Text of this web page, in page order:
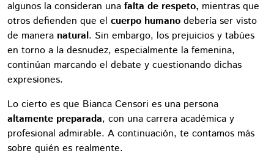
algunos la consideran una falta de respeto, mientras que
otros defienden que el cuerpo humano debería ser visto
de manera natural. Sin embargo, los prejuicios y tabúes
en torno a la desnudez, especialmente la femenina,
continúan marcando el debate y cuestionando dichas
expresiones.
Lo cierto es que Bianca Censori es una persona
altamente preparada, con una carrera académica y
profesional admirable. A continuación, te contamos más
sobre quién es realmente.